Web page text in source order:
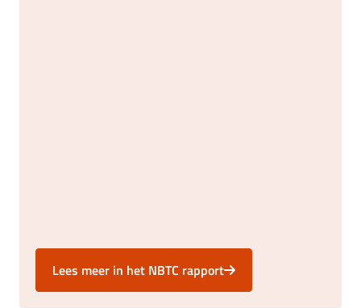
Lees meer in het NBTC rapport